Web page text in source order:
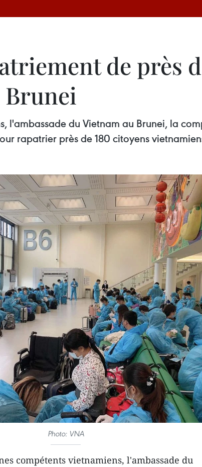
de près
l'ambassade du Vietnam au Brunei, la
rapatrier près de 180 citoyens
Photo: VNA
compétents vietnamiens, l'ambassade du